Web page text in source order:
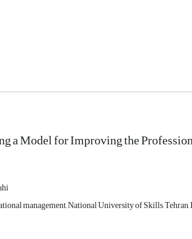
a Model for Improving the
management, National University of Skills,